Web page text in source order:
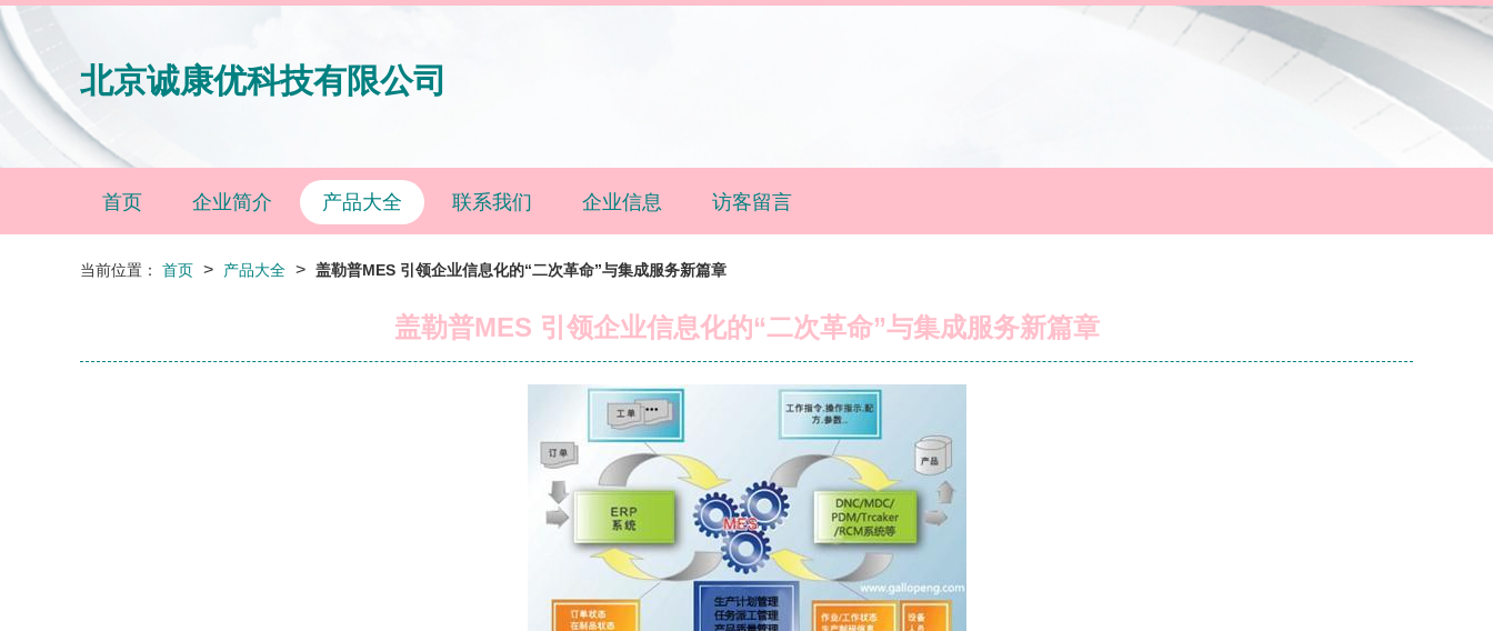
北京诚康优科技有限公司
首页 企业简介 产品大全 联系我们 企业信息 访客留言
当前位置： 首页 > 产品大全 > 盖勒普MES 引领企业信息化的“二次革命”与集成服务新篇章
盖勒普MES 引领企业信息化的“二次革命”与集成服务新篇章